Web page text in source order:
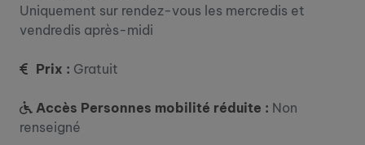
Uniquement sur rendez-vous les mercredis et
vendredis après-midi
Prix : Gratuit
Accès Personnes mobilité réduite : Non
renseigné